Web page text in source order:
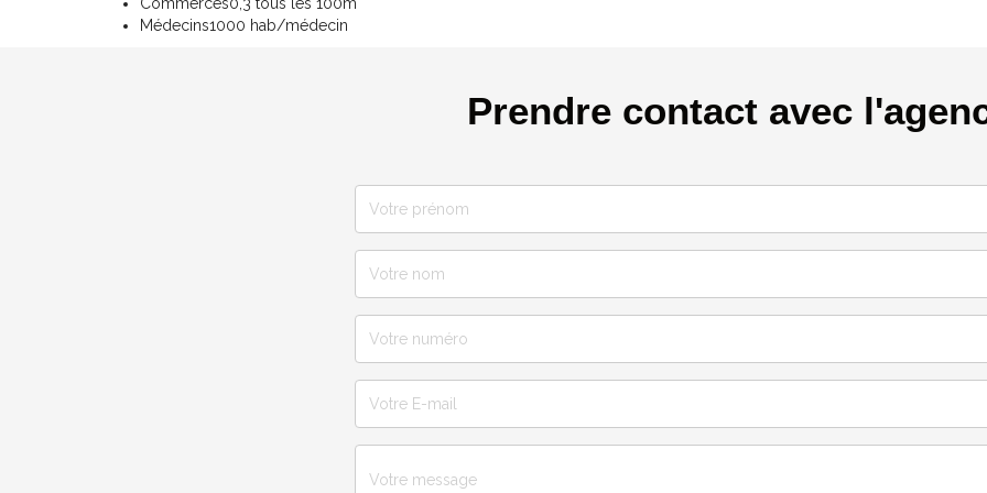
Médecins1000 hab/médecin
Prendre contact avec